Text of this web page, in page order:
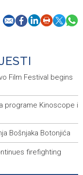
Film Festival begins
programe Kinoscope i
Bošnjaka Botonjića
firefighting